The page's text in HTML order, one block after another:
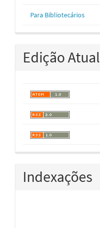
Para Bibliotecários
Edição Atual
Indexações